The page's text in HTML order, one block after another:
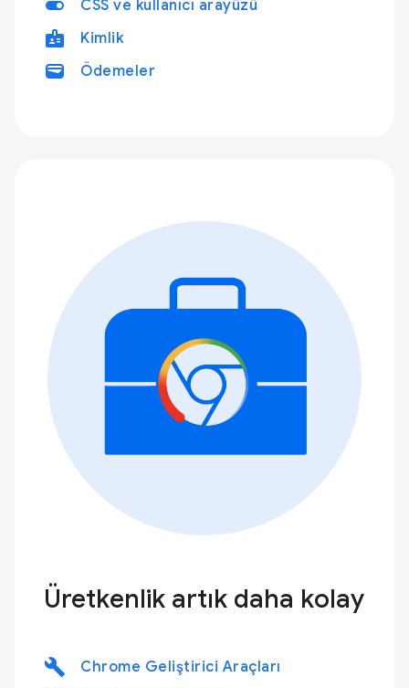
toggle_on CSS ve kullanıcı arayüzü
badge Kimlik
wallet Ödemeler
Üretkenlik artık daha kolay
build Chrome Geliştirici Araçları